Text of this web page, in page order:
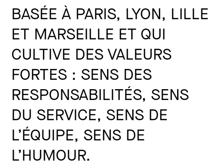
BASÉE À PARIS, LYON, LILLE
ET MARSEILLE ET QUI
CULTIVE DES VALEURS
FORTES : SENS DES
RESPONSABILITÉS, SENS
DU SERVICE, SENS DE
L’ÉQUIPE, SENS DE
L’HUMOUR.